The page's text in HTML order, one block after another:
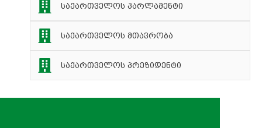
საქართველოს პარლამენტი
საქართველოს მთავრობა
საქართველოს პრეზიდენტი